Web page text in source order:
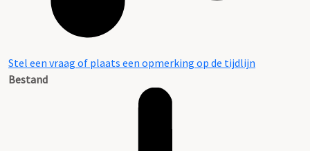
Stel een vraag of plaats een opmerking op de tijdlijn
Bestand